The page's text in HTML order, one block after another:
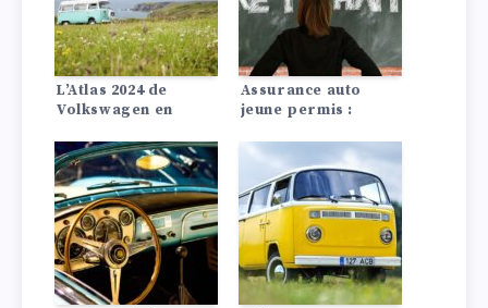
L’Atlas 2024 de
Volkswagen en
Performances,
spécifications,
intérieur et
technologie
Assurance auto
jeune permis :
moins cher